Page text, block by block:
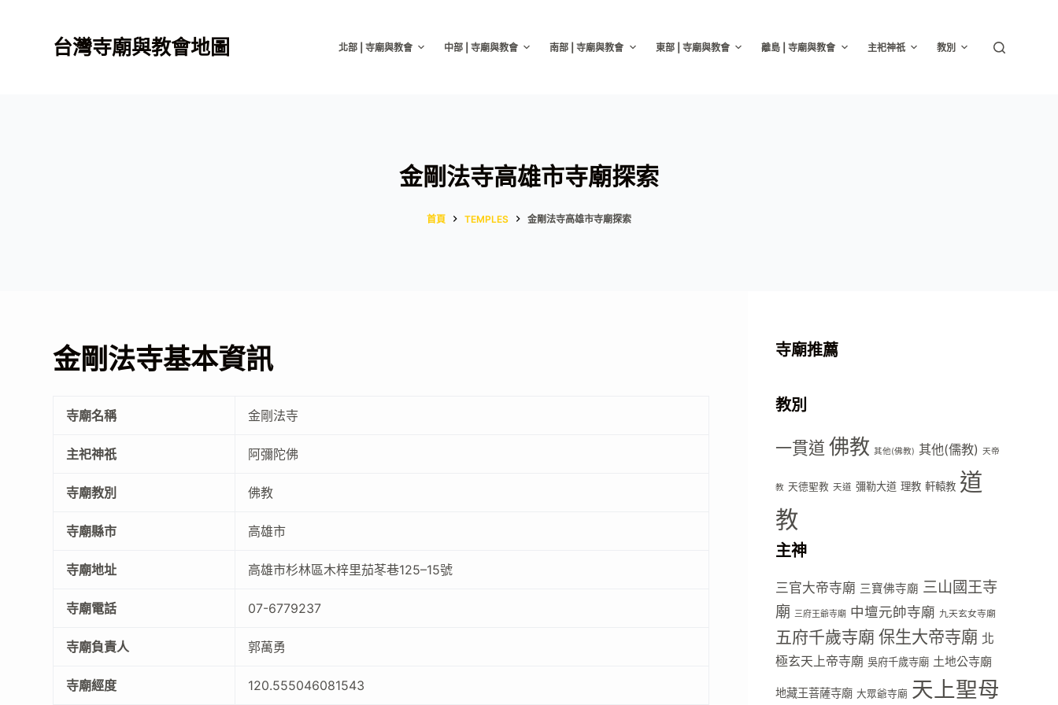
台灣寺廟與教會地圖 北部 | 寺廟與教會 中部 | 寺廟與教會 南部 | 寺廟與教會 東部 | 寺廟與教會 離島 | 寺廟與教會 主祀神祇 教別
金剛法寺高雄市寺廟探索
首頁 TEMPLES 金剛法寺高雄市寺廟探索
金剛法寺基本資訊
寺廟名稱 金剛法寺
主祀神祇 阿彌陀佛
寺廟教別 佛教
寺廟縣市 高雄市
寺廟地址 高雄市杉林區木梓里茄苳巷125–15號
寺廟電話 07-6779237
寺廟負責人 郭萬勇
寺廟經度 120.555046081543
寺廟推薦
教別
一貫道 佛教 其他(佛教) 其他(儒教) 天帝
教 天德聖教 天道 彌勒大道 理教 軒轅教 道
教
主神
三官大帝寺廟 三寶佛寺廟 三山國王寺
廟 三府王爺寺廟 中壇元帥寺廟 九天玄女寺廟
五府千歲寺廟 保生大帝寺廟 北
極玄天上帝寺廟 吳府千歲寺廟 土地公寺廟
地藏王菩薩寺廟 大眾爺寺廟 天上聖母